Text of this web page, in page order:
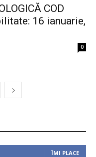
COD
16 ianuarie,
0
ÎMI PLACE